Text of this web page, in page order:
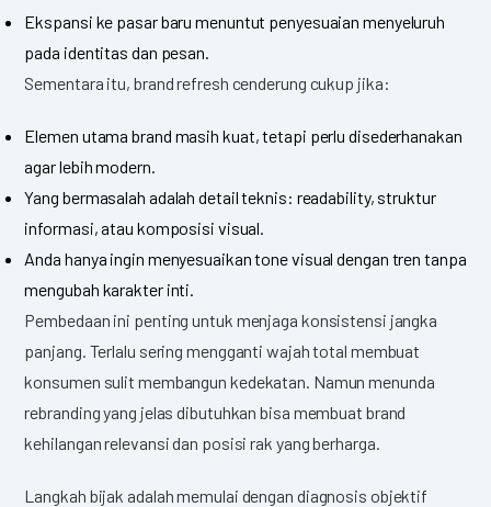
Ekspansi ke pasar baru menuntut penyesuaian menyeluruh
pada identitas dan pesan.
Sementara itu, brand refresh cenderung cukup jika:
Elemen utama brand masih kuat, tetapi perlu disederhanakan
agar lebih modern.
Yang bermasalah adalah detail teknis: readability, struktur
informasi, atau komposisi visual.
Anda hanya ingin menyesuaikan tone visual dengan tren tanpa
mengubah karakter inti.
Pembedaan ini penting untuk menjaga konsistensi jangka
panjang. Terlalu sering mengganti wajah total membuat
konsumen sulit membangun kedekatan. Namun menunda
rebranding yang jelas dibutuhkan bisa membuat brand
kehilangan relevansi dan posisi rak yang berharga.
Langkah bijak adalah memulai dengan diagnosis objektif